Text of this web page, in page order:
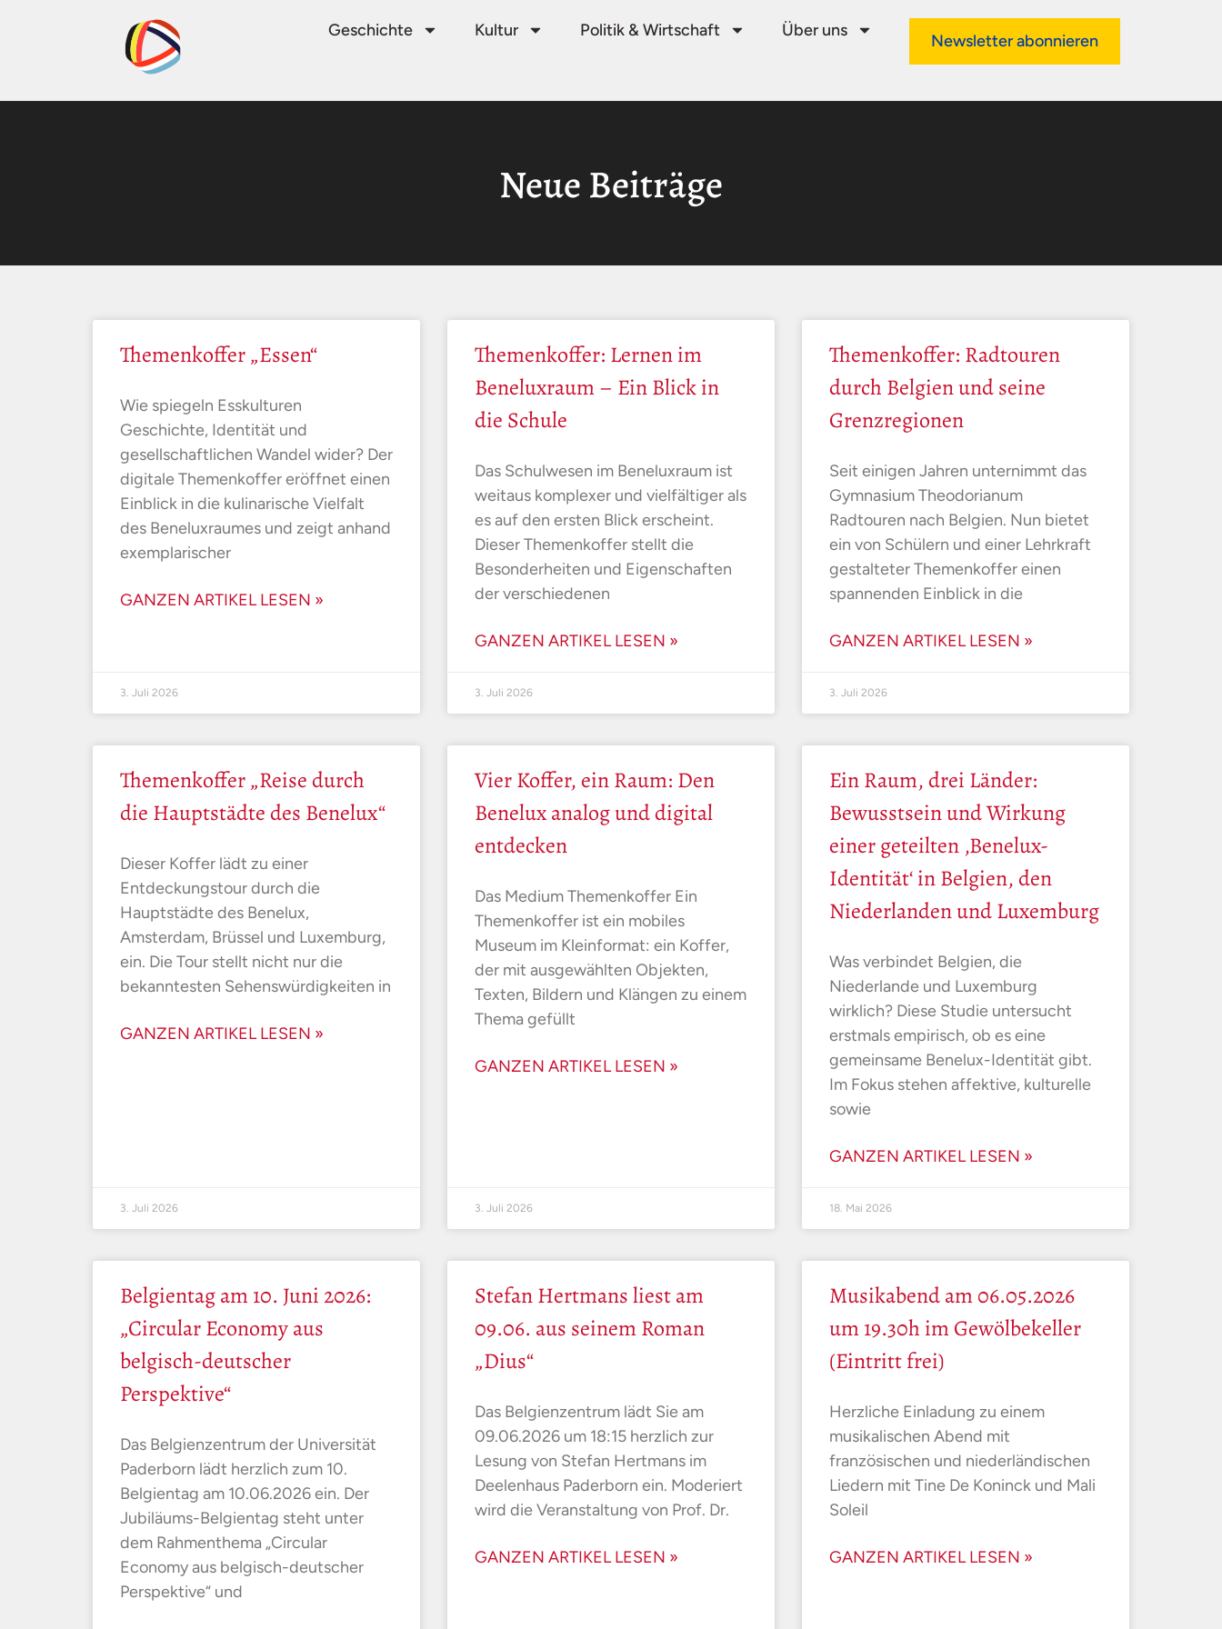
Geschichte Kultur Politik & Wirtschaft Über uns
Newsletter abonnieren
Neue Beiträge
Themenkoffer „Essen“
Wie spiegeln Esskulturen
Geschichte, Identität und
gesellschaftlichen Wandel wider? Der
digitale Themenkoffer eröffnet einen
Einblick in die kulinarische Vielfalt
des Beneluxraumes und zeigt anhand
exemplarischer
GANZEN ARTIKEL LESEN »
3. Juli 2026
Themenkoffer: Lernen im
Beneluxraum – Ein Blick in
die Schule
Das Schulwesen im Beneluxraum ist
weitaus komplexer und vielfältiger als
es auf den ersten Blick erscheint.
Dieser Themenkoffer stellt die
Besonderheiten und Eigenschaften
der verschiedenen
GANZEN ARTIKEL LESEN »
3. Juli 2026
Themenkoffer: Radtouren
durch Belgien und seine
Grenzregionen
Seit einigen Jahren unternimmt das
Gymnasium Theodorianum
Radtouren nach Belgien. Nun bietet
ein von Schülern und einer Lehrkraft
gestalteter Themenkoffer einen
spannenden Einblick in die
GANZEN ARTIKEL LESEN »
3. Juli 2026
Themenkoffer „Reise durch
die Hauptstädte des Benelux“
Dieser Koffer lädt zu einer
Entdeckungstour durch die
Hauptstädte des Benelux,
Amsterdam, Brüssel und Luxemburg,
ein. Die Tour stellt nicht nur die
bekanntesten Sehenswürdigkeiten in
GANZEN ARTIKEL LESEN »
3. Juli 2026
Vier Koffer, ein Raum: Den
Benelux analog und digital
entdecken
Das Medium Themenkoffer Ein
Themenkoffer ist ein mobiles
Museum im Kleinformat: ein Koffer,
der mit ausgewählten Objekten,
Texten, Bildern und Klängen zu einem
Thema gefüllt
GANZEN ARTIKEL LESEN »
3. Juli 2026
Ein Raum, drei Länder:
Bewusstsein und Wirkung
einer geteilten ‚Benelux-
Identität‘ in Belgien, den
Niederlanden und Luxemburg
Was verbindet Belgien, die
Niederlande und Luxemburg
wirklich? Diese Studie untersucht
erstmals empirisch, ob es eine
gemeinsame Benelux-Identität gibt.
Im Fokus stehen affektive, kulturelle
sowie
GANZEN ARTIKEL LESEN »
18. Mai 2026
Belgientag am 10. Juni 2026:
„Circular Economy aus
belgisch-deutscher
Perspektive“
Das Belgienzentrum der Universität
Paderborn lädt herzlich zum 10.
Belgientag am 10.06.2026 ein. Der
Jubiläums-Belgientag steht unter
dem Rahmenthema „Circular
Economy aus belgisch-deutscher
Perspektive“ und
Stefan Hertmans liest am
09.06. aus seinem Roman
„Dius“
Das Belgienzentrum lädt Sie am
09.06.2026 um 18:15 herzlich zur
Lesung von Stefan Hertmans im
Deelenhaus Paderborn ein. Moderiert
wird die Veranstaltung von Prof. Dr.
GANZEN ARTIKEL LESEN »
Musikabend am 06.05.2026
um 19.30h im Gewölbekeller
(Eintritt frei)
Herzliche Einladung zu einem
musikalischen Abend mit
französischen und niederländischen
Liedern mit Tine De Koninck und Mali
Soleil
GANZEN ARTIKEL LESEN »